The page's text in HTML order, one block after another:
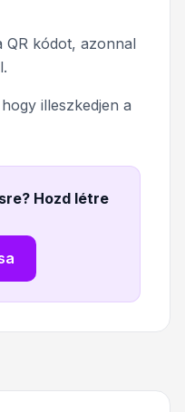
QR kódot, azonnal
illeszkedjen a
Hozd létre